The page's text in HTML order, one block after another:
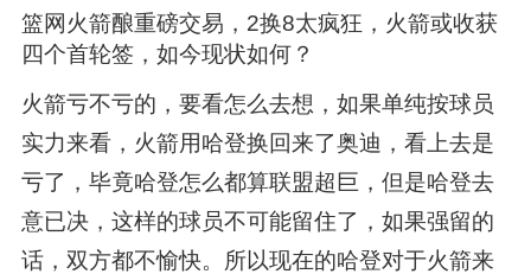
篮网火箭酿重磅交易，2换8太疯狂，火箭或收获
四个首轮签，如今现状如何？
火箭亏不亏的，要看怎么去想，如果单纯按球员
实力来看，火箭用哈登换回来了奥迪，看上去是
亏了，毕竟哈登怎么都算联盟超巨，但是哈登去
意已决，这样的球员不可能留住了，如果强留的
话，双方都不愉快。所以现在的哈登对于火箭来